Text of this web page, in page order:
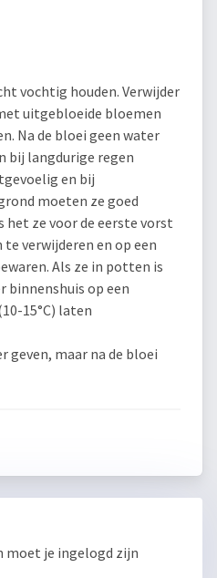
vochtig houden. Verwijder
uitgebloeide bloemen
Na de bloei geen water
bij langdurige regen
en bij
moeten ze goed
het ze voor de eerste vorst
verwijderen en op een
Als ze in potten is
binnenshuis op een
15°C) laten
geven, maar na de bloei
moet je ingelogd zijn